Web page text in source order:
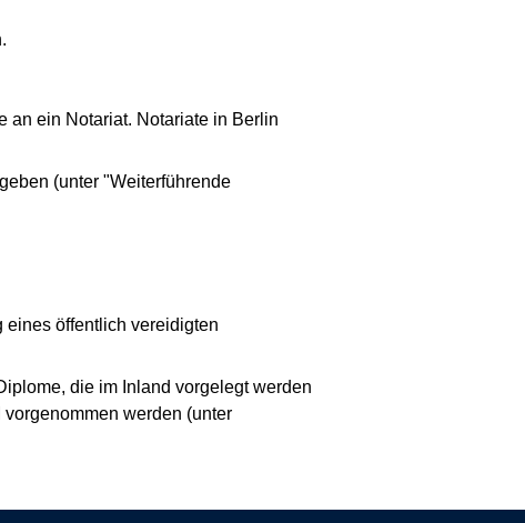
an ein Notariat. Notariate in Berlin
(unter "Weiterführende
eines öffentlich vereidigten
die im Inland vorgelegt werden
werden (unter